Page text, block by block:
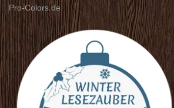
Pro-Colors.de